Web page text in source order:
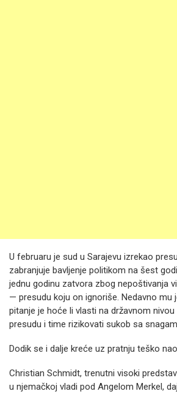
U februaru je sud u Sarajevu izrekao
zabranjuje bavljenje politikom na šest
jednu godinu zatvora zbog nepoštivanja
— presudu koju on ignoriše. Nedavno mu
pitanje je hoće li vlasti na državnom
presudu i time rizikovati sukob sa
Dodik se i dalje kreće uz pratnju teško
Christian Schmidt, trenutni visoki
u njemačkoj vladi pod Angelom Merkel,